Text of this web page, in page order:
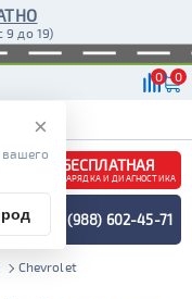
9 до 19)
0 0
БЕСПЛАТНАЯ
ЗАРЯДКА И ДИАГНОСТИКА
+7 (988) 602-45-71
Chevrolet
×